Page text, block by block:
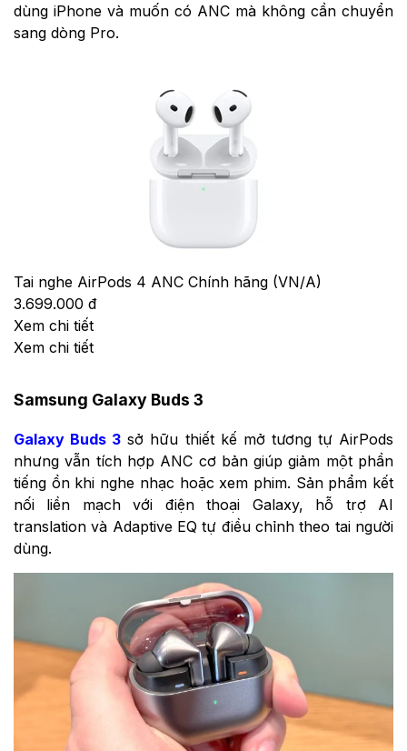
dùng iPhone và muốn có ANC mà không cần chuyển
sang dòng Pro.
Tai nghe AirPods 4 ANC Chính hãng (VN/A)
3.699.000 đ
Xem chi tiết
Xem chi tiết
Samsung Galaxy Buds 3
Galaxy Buds 3 sở hữu thiết kế mở tương tự AirPods
nhưng vẫn tích hợp ANC cơ bản giúp giảm một phần
tiếng ồn khi nghe nhạc hoặc xem phim. Sản phẩm kết
nối liền mạch với điện thoại Galaxy, hỗ trợ AI
translation và Adaptive EQ tự điều chỉnh theo tai người
dùng.